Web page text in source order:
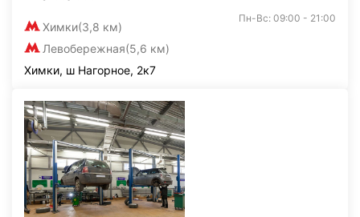
Химки(3,8 км)
Левобережная(5,6 км)
Пн-Вс: 09:00 - 21:00
Химки, ш Нагорное, 2к7